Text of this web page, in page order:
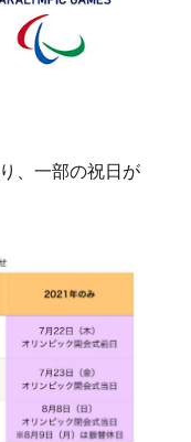
、一部の祝日が